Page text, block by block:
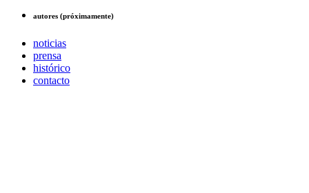
autores (próximamente)
noticias
prensa
histórico
contacto